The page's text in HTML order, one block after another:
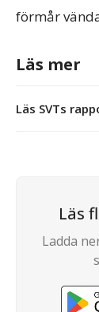
förmår
Läs mer
Läs SVTs
Läs
Ladda